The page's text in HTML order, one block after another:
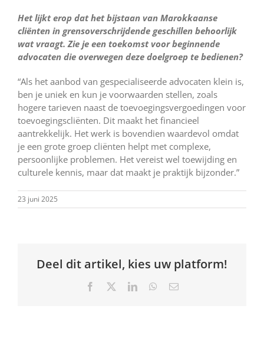
Het lijkt erop dat het bijstaan van Marokkaanse
cliënten in grensoverschrijdende geschillen behoorlijk
wat vraagt. Zie je een toekomst voor beginnende
advocaten die overwegen deze doelgroep te bedienen?
“Als het aanbod van gespecialiseerde advocaten klein is,
ben je uniek en kun je voorwaarden stellen, zoals
hogere tarieven naast de toevoegingsvergoedingen voor
toevoegingscliënten. Dit maakt het financieel
aantrekkelijk. Het werk is bovendien waardevol omdat
je een grote groep cliënten helpt met complexe,
persoonlijke problemen. Het vereist wel toewijding en
culturele kennis, maar dat maakt je praktijk bijzonder.”
23 juni 2025
Deel dit artikel, kies uw platform!
Facebook LinkedInWhatsApp
E-